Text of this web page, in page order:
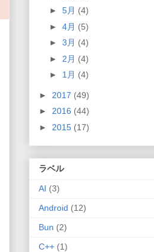
► 5月 (4)
► 4月 (5)
► 3月 (4)
► 2月 (4)
► 1月 (4)
► 2017 (49)
► 2016 (44)
► 2015 (17)
ラベル
AI (3)
Android (12)
Bun (2)
C++ (1)